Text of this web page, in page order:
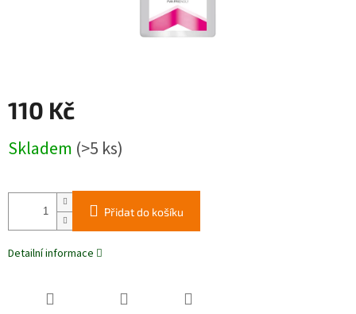
110 Kč
cena:
Skladem (>5 ks)
Přidat do košíku
Detailní informace